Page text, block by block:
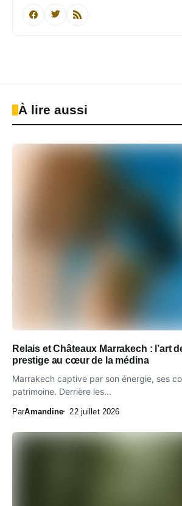
À lire aussi
Relais et Châteaux Marrakech : l’art
prestige au cœur de la médina
Marrakech captive par son énergie, ses
patrimoine. Derrière les...
ParAmandine 22 juillet 2026